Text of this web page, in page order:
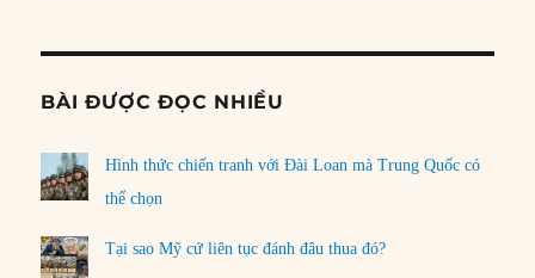
BÀI ĐƯỢC ĐỌC NHIỀU
Hình thức chiến tranh với Đài Loan mà Trung Quốc có
thể chọn
Tại sao Mỹ cứ liên tục đánh đâu thua đó?